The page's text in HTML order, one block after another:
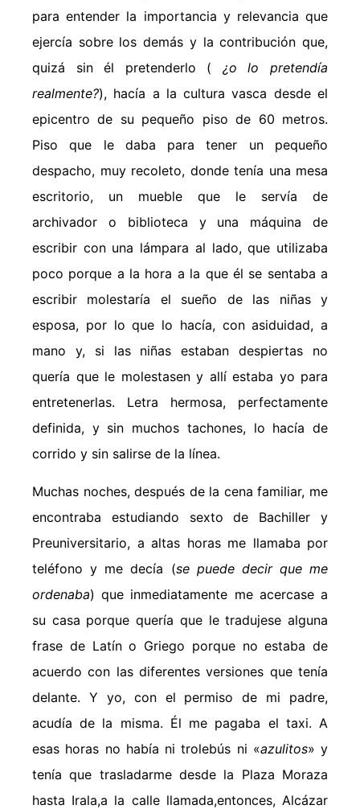
para entender la importancia y relevancia que
ejercía sobre los demás y la contribución que,
quizá sin él pretenderlo ( ¿o lo pretendía
realmente?), hacía a la cultura vasca desde el
epicentro de su pequeño piso de 60 metros.
Piso que le daba para tener un pequeño
despacho, muy recoleto, donde tenía una mesa
escritorio, un mueble que le servía de
archivador o biblioteca y una máquina de
escribir con una lámpara al lado, que utilizaba
poco porque a la hora a la que él se sentaba a
escribir molestaría el sueño de las niñas y
esposa, por lo que lo hacía, con asiduidad, a
mano y, si las niñas estaban despiertas no
quería que le molestasen y allí estaba yo para
entretenerlas. Letra hermosa, perfectamente
definida, y sin muchos tachones, lo hacía de
corrido y sin salirse de la línea.
Muchas noches, después de la cena familiar, me
encontraba estudiando sexto de Bachiller y
Preuniversitario, a altas horas me llamaba por
teléfono y me decía (se puede decir que me
ordenaba) que inmediatamente me acercase a
su casa porque quería que le tradujese alguna
frase de Latín o Griego porque no estaba de
acuerdo con las diferentes versiones que tenía
delante. Y yo, con el permiso de mi padre,
acudía de la misma. Él me pagaba el taxi. A
esas horas no había ni trolebús ni «azulitos» y
tenía que trasladarme desde la Plaza Moraza
hasta Irala,a la calle llamada,entonces, Alcázar